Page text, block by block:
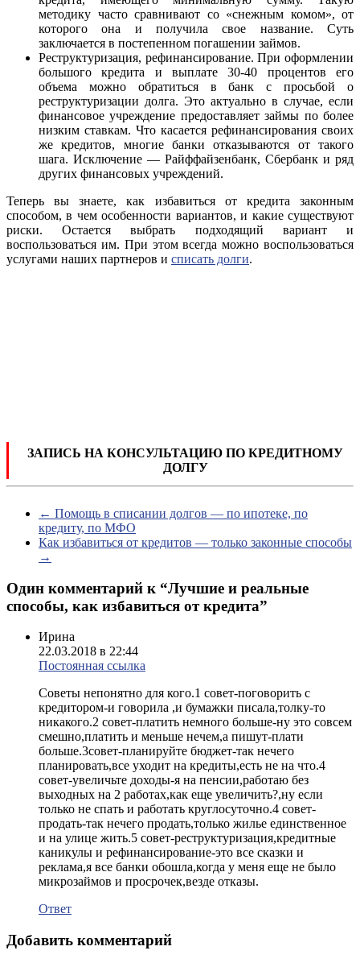
методику часто сравнивают со «снежным комом», от
которого она и получила свое название. Суть
заключается в постепенном погашении займов.
Реструктуризация, рефинансирование. При оформлении
большого кредита и выплате 30-40 процентов его
объема можно обратиться в банк с просьбой о
реструктуризации долга. Это актуально в случае, если
финансовое учреждение предоставляет займы по более
низким ставкам. Что касается рефинансирования своих
же кредитов, многие банки отказываются от такого
шага. Исключение — Райффайзенбанк, Сбербанк и ряд
других финансовых учреждений.
Теперь вы знаете, как избавиться от кредита законным
способом, в чем особенности вариантов, и какие существуют
риски. Остается выбрать подходящий вариант и
воспользоваться им. При этом всегда можно воспользоваться
услугами наших партнеров и списать долги.
ЗАПИСЬ НА КОНСУЛЬТАЦИЮ ПО КРЕДИТНОМУ
ДОЛГУ
← Помощь в списании долгов — по ипотеке, по
кредиту, по МФО
Как избавиться от кредитов — только законные способы
→
Один комментарий к “Лучшие и реальные
способы, как избавиться от кредита”
Ирина
22.03.2018 в 22:44
Постоянная ссылка
Советы непонятно для кого.1 совет-поговорить с
кредитором-и говорила ,и бумажки писала,толку-то
никакого.2 совет-платить немного больше-ну это совсем
смешно,платить и меньше нечем,а пишут-плати
больше.3совет-планируйте бюджет-так нечего
планировать,все уходит на кредиты,есть не на что.4
совет-увеличьте доходы-я на пенсии,работаю без
выходных на 2 работах,как еще увеличить?,ну если
только не спать и работать круглосуточно.4 совет-
продать-так нечего продать,только жилье единственное
и на улице жить.5 совет-реструктуризация,кредитные
каникулы и рефинансирование-это все сказки и
реклама,я все банки обошла,когда у меня еще не было
микрозаймов и просрочек,везде отказы.
Ответ
Добавить комментарий